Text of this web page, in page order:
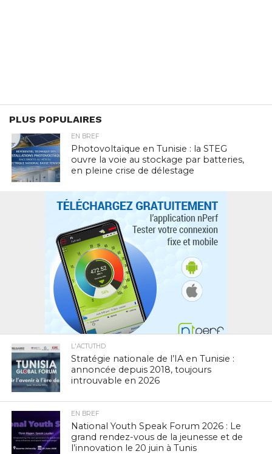
PLUS POPULAIRES
EN BREF
Photovoltaïque en Tunisie : la STEG
ouvre la voie au stockage par batteries,
en pleine crise de délestage
L'ACTUTHD
Stratégie nationale de l’IA en Tunisie :
annoncée depuis 2018, toujours
introuvable en 2026
EN BREF
National Youth Speak Forum 2026 : Le
grand rendez-vous de la jeunesse et de
l’innovation le 20 juin à Tunis